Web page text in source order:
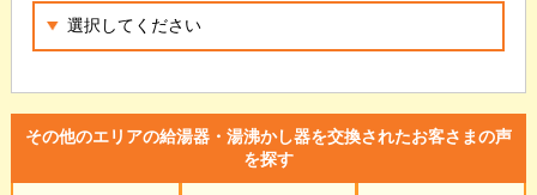
その他のエリアの給湯器・湯沸かし器を交換されたお客さまの声
を探す